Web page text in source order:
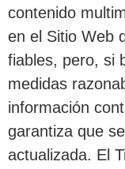
contenido
en el Sitio Web
fiables, pero, si
medidas
información
garantiza que
actualizada. El